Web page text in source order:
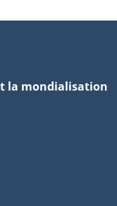
la mondialisation